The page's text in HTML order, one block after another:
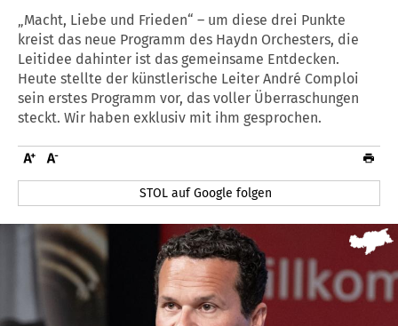
„Macht, Liebe und Frieden“ – um diese drei Punkte
kreist das neue Programm des Haydn Orchesters, die
Leitidee dahinter ist das gemeinsame Entdecken.
Heute stellte der künstlerische Leiter André Comploi
sein erstes Programm vor, das voller Überraschungen
steckt. Wir haben exklusiv mit ihm gesprochen.
STOL auf Google folgen